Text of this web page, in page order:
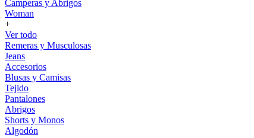
Camperas y Abrigos
Woman
+
Ver todo
Remeras y Musculosas
Jeans
Accesorios
Blusas y Camisas
Tejido
Pantalones
Abrigos
Shorts y Monos
Algodón